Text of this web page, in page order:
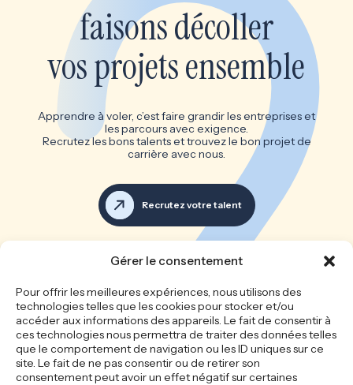
Gérer le consentement
Pour offrir les meilleures expériences, nous utilisons des
technologies telles que les cookies pour stocker et/ou
accéder aux informations des appareils. Le fait de consentir à
ces technologies nous permettra de traiter des données telles
que le comportement de navigation ou les ID uniques sur ce
site. Le fait de ne pas consentir ou de retirer son
consentement peut avoir un effet négatif sur certaines
faisons décoller
vos projets ensemble
Apprendre à voler, c’est faire grandir les entreprises et
les parcours avec exigence.
Recrutez les bons talents et trouvez le bon projet de
carrière avec nous.
Recrutez votre talent
Les bonnes équipes font les
grandes entreprises
Accueil
Le cabinet
Recrutement
Nos offres d’emploi